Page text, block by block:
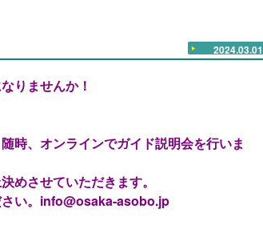
2024.03.01
りませんか！
、オンラインでガイド説明会を行いま
せていただきます。
info@osaka-asobo.jp